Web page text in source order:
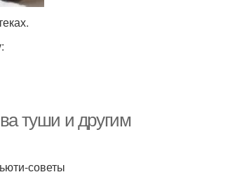
туши и другим
советы